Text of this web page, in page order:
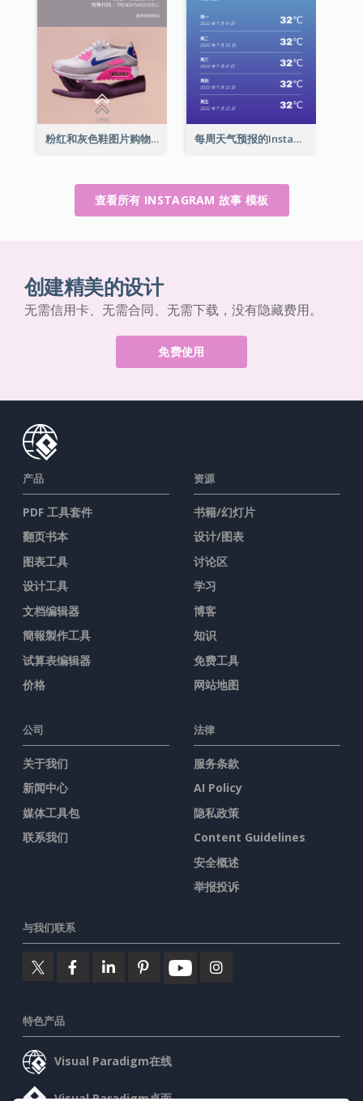
粉红和灰色鞋图片购物中心Instagram限时动态 每周天气预报的Instagram限时动态
查看所有 INSTAGRAM 故事 模板
创建精美的设计
无需信用卡、无需合同、无需下载，没有隐藏费用。
免费使用
产品
PDF 工具套件
翻页书本
图表工具
设计工具
文档编辑器
簡報製作工具
试算表编辑器
价格
资源
书籍/幻灯片
设计/图表
讨论区
学习
博客
知识
免费工具
网站地图
公司
关于我们
新闻中心
媒体工具包
联系我们
法律
服务条款
AI Policy
隐私政策
Content Guidelines
安全概述
举报投诉
与我们联系
特色产品
Visual Paradigm在线
Visual Paradigm桌面